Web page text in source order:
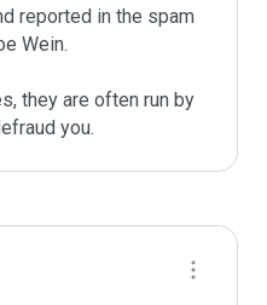
reported in the spam
Wein.
they are often run by
you.